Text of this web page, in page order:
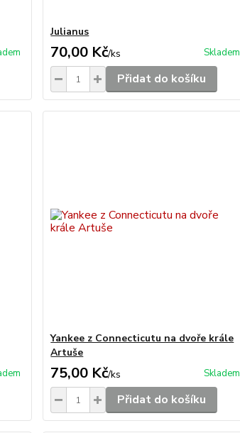
Julianus
70,00 Kč/ks Skladem
Přidat do košíku
Yankee z Connecticutu na dvoře krále
Artuše
75,00 Kč/ks Skladem
Přidat do košíku